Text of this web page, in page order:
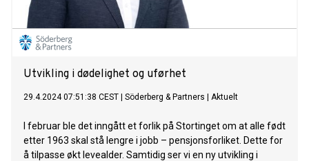
Utvikling i dødelighet og uførhet
29.4.2024 07:51:38 CEST Söderberg & Partners Aktuelt
I februar ble det inngått et forlik på Stortinget om at alle født
etter 1963 skal stå lengre i jobb – pensjonsforliket. Dette for
å tilpasse økt levealder. Samtidig ser vi en ny utvikling i